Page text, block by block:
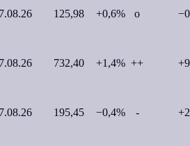
125,98 +0,6% o
732,40 +1,4% ++
195,45 −0,4% -